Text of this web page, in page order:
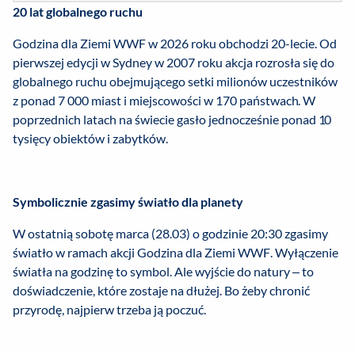
20 lat globalnego ruchu
Godzina dla Ziemi WWF w 2026 roku obchodzi 20-lecie. Od
pierwszej edycji w Sydney w 2007 roku akcja rozrosła się do
globalnego ruchu obejmującego setki milionów uczestników
z ponad 7 000 miast i miejscowości w 170 państwach. W
poprzednich latach na świecie gasło jednocześnie ponad 10
tysięcy obiektów i zabytków.
Symbolicznie zgasimy światło dla planety
W ostatnią sobotę marca (28.03) o godzinie 20:30 zgasimy
światło w ramach akcji Godzina dla Ziemi WWF. Wyłączenie
światła na godzinę to symbol. Ale wyjście do natury – to
doświadczenie, które zostaje na dłużej. Bo żeby chronić
przyrodę, najpierw trzeba ją poczuć.